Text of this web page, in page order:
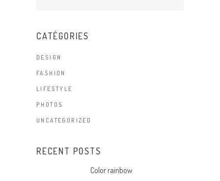
CATÉGORIES
DESIGN
FASHION
LIFESTYLE
PHOTOS
UNCATEGORIZED
RECENT POSTS
Color rainbow